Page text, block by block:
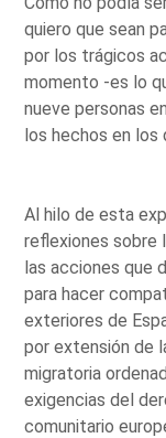
quiero que sean
por los trágicos
momento -es lo
nueve personas en
los hechos en los
Al hilo de esta
reflexiones sobre
las acciones que
para hacer
exteriores de
por extensión de
migratoria
exigencias del
comunitario